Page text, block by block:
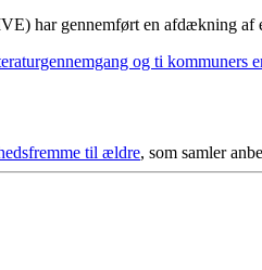
har gennemført en afdækning
og ti kommuners
til ældre, som samler